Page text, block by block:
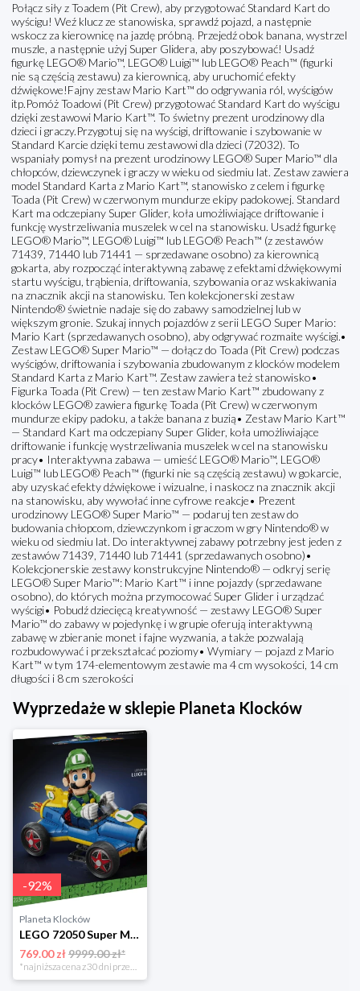
Połącz siły z Toadem (Pit Crew), aby przygotować Standard Kart do
wyścigu! Weź klucz ze stanowiska, sprawdź pojazd, a następnie
wskocz za kierownicę na jazdę próbną. Przejedź obok banana, wystrzel
muszle, a następnie użyj Super Glidera, aby poszybować! Usadź
figurkę LEGO® Mario™, LEGO® Luigi™ lub LEGO® Peach™ (figurki
nie są częścią zestawu) za kierownicą, aby uruchomić efekty
dźwiękowe!Fajny zestaw Mario Kart™ do odgrywania ról, wyścigów
itp.Pomóż Toadowi (Pit Crew) przygotować Standard Kart do wyścigu
dzięki zestawowi Mario Kart™. To świetny prezent urodzinowy dla
dzieci i graczy.Przygotuj się na wyścigi, driftowanie i szybowanie w
Standard Karcie dzięki temu zestawowi dla dzieci (72032). To
wspaniały pomysł na prezent urodzinowy LEGO® Super Mario™ dla
chłopców, dziewczynek i graczy w wieku od siedmiu lat. Zestaw zawiera
model Standard Karta z Mario Kart™, stanowisko z celem i figurkę
Toada (Pit Crew) w czerwonym mundurze ekipy padokowej. Standard
Kart ma odczepiany Super Glider, koła umożliwiające driftowanie i
funkcję wystrzeliwania muszelek w cel na stanowisku. Usadź figurkę
LEGO® Mario™, LEGO® Luigi™ lub LEGO® Peach™ (z zestawów
71439, 71440 lub 71441 — sprzedawane osobno) za kierownicą
gokarta, aby rozpocząć interaktywną zabawę z efektami dźwiękowymi
startu wyścigu, trąbienia, driftowania, szybowania oraz wskakiwania
na znacznik akcji na stanowisku. Ten kolekcjonerski zestaw
Nintendo® świetnie nadaje się do zabawy samodzielnej lub w
większym gronie. Szukaj innych pojazdów z serii LEGO Super Mario:
Mario Kart (sprzedawanych osobno), aby odgrywać rozmaite wyścigi.•
Zestaw LEGO® Super Mario™ — dołącz do Toada (Pit Crew) podczas
wyścigów, driftowania i szybowania zbudowanym z klocków modelem
Standard Karta z Mario Kart™. Zestaw zawiera też stanowisko•
Figurka Toada (Pit Crew) — ten zestaw Mario Kart™ zbudowany z
klocków LEGO® zawiera figurkę Toada (Pit Crew) w czerwonym
mundurze ekipy padoku, a także banana z buzią• Zestaw Mario Kart™
— Standard Kart ma odczepiany Super Glider, koła umożliwiające
driftowanie i funkcję wystrzeliwania muszelek w cel na stanowisku
pracy• Interaktywna zabawa — umieść LEGO® Mario™, LEGO®
Luigi™ lub LEGO® Peach™ (figurki nie są częścią zestawu) w gokarcie,
aby uzyskać efekty dźwiękowe i wizualne, i naskocz na znacznik akcji
na stanowisku, aby wywołać inne cyfrowe reakcje• Prezent
urodzinowy LEGO® Super Mario™ — podaruj ten zestaw do
budowania chłopcom, dziewczynkom i graczom w gry Nintendo® w
wieku od siedmiu lat. Do interaktywnej zabawy potrzebny jest jeden z
zestawów 71439, 71440 lub 71441 (sprzedawanych osobno)•
Kolekcjonerskie zestawy konstrukcyjne Nintendo® — odkryj serię
LEGO® Super Mario™: Mario Kart™ i inne pojazdy (sprzedawane
osobno), do których można przymocować Super Glider i urządzać
wyścigi• Pobudź dziecięcą kreatywność — zestawy LEGO® Super
Mario™ do zabawy w pojedynkę i w grupie oferują interaktywną
zabawę w zbieranie monet i fajne wyzwania, a także pozwalają
rozbudowywać i przekształcać poziomy• Wymiary — pojazd z Mario
Kart™ w tym 174-elementowym zestawie ma 4 cm wysokości, 14 cm
długości i 8 cm szerokości
Wyprzedaże w sklepie Planeta Klocków
-92%
Planeta Klocków
LEGO 72050 Super Mario Mario Kart - Luigi i Mach 8 Lego
769.00 zł9999.00 zł*
*najniższa cena z 30 dni przed obniżką